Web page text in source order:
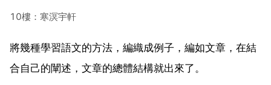
10樓：寒溟宇軒
將幾種學習語文的方法，編織成例子，編如文章，在結
合自己的闡述，文章的總體結構就出來了。